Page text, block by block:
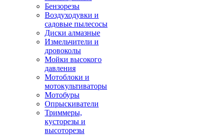
Бензорезы
Воздуходувки и
садовые пылесосы
Диски алмазные
Измельчители и
дровоколы
Мойки высокого
давления
Мотоблоки и
мотокультиваторы
Мотобуры
Опрыскиватели
Триммеры,
кусторезы и
высоторезы